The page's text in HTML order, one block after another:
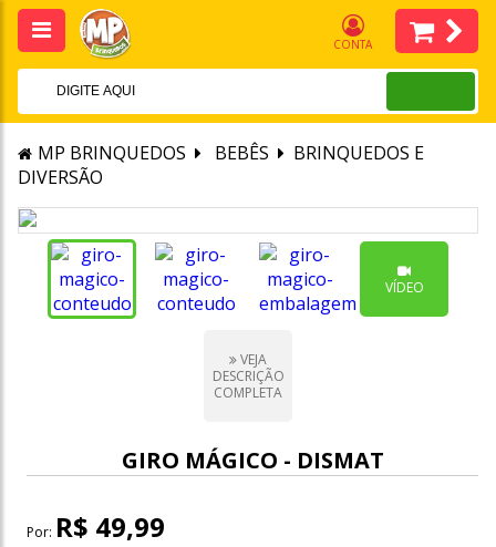
CONTA
MP BRINQUEDOS BEBÊS
BRINQUEDOS E
DIVERSÃO
VÍDEO
VEJA
DESCRIÇÃO
COMPLETA
GIRO MÁGICO - DISMAT
Por: R$ 49,99